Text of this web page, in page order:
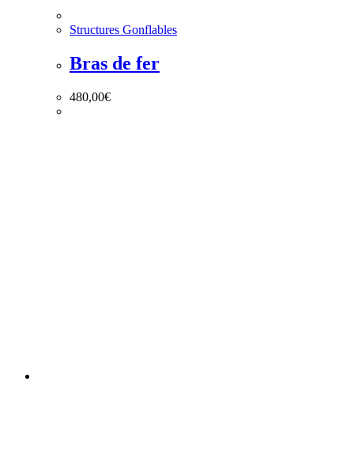
Structures Gonflables
Bras de fer
480,00€